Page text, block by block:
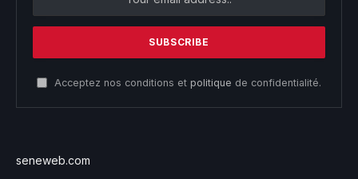
Acceptez nos conditions et politique de confidentialité.
seneweb.com